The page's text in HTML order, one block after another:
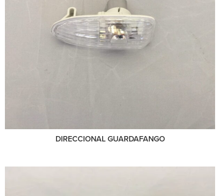
DIRECCIONAL GUARDAFANGO